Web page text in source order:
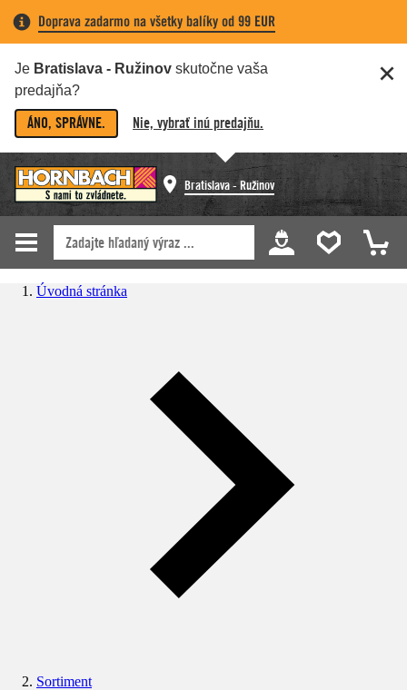
Doprava zadarmo na všetky balíky od 99 EUR
Je Bratislava - Ružinov skutočne vaša
predajňa?
ÁNO, SPRÁVNE. Nie, vybrať inú predajňu.
Bratislava - Ružinov
Úvodná stránka
Sortiment